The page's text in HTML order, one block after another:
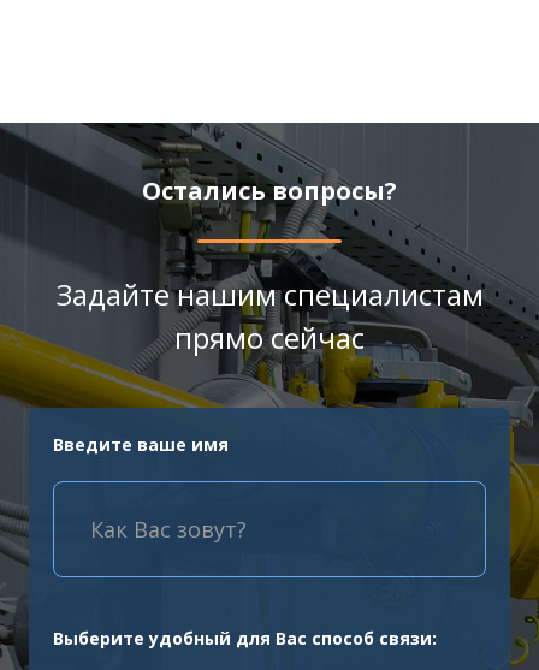
Остались вопросы?
Задайте нашим специалистам
прямо сейчас
Введите ваше имя
Выберите удобный для Вас способ связи: